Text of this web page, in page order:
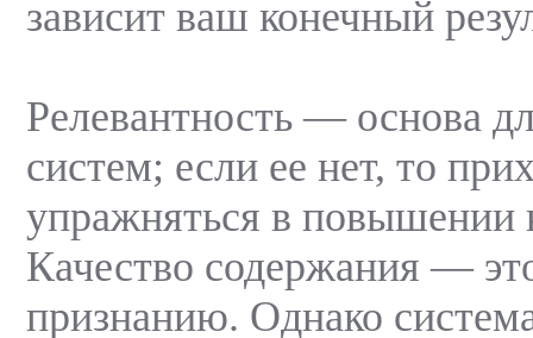
зависит ваш конечный
Релевантность — основа
систем; если ее нет, то
упражняться в повышении
Качество содержания —
признанию. Однако